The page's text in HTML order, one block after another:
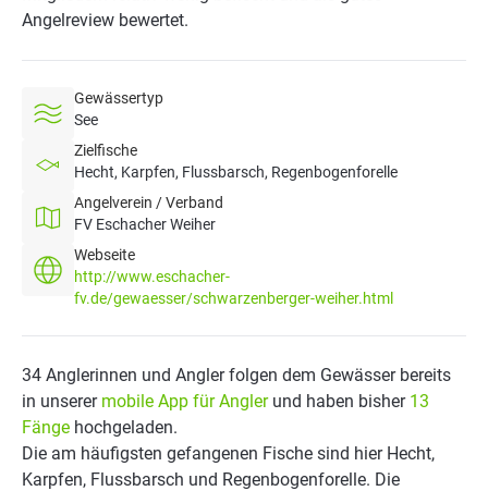
Angelreview bewertet.
Gewässertyp
See
Zielfische
Hecht, Karpfen, Flussbarsch, Regenbogenforelle
Angelverein / Verband
FV Eschacher Weiher
Webseite
http://www.eschacher-
fv.de/gewaesser/schwarzenberger-weiher.html
34 Anglerinnen und Angler folgen dem Gewässer bereits
in unserer mobile App für Anglerund haben bisher 13
Fänge hochgeladen.
Die am häufigsten gefangenen Fische sind hier Hecht,
Karpfen, Flussbarsch und Regenbogenforelle. Die